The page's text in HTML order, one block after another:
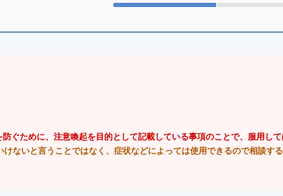
ために、注意喚起を目的として記載している事項のことで、服用し
ないと言うことではなく、症状などによっては使用できるので相談する